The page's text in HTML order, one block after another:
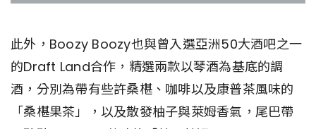
此外，Boozy Boozy也與曾入選亞洲50大酒吧之一
的Draft Land合作，精選兩款以琴酒為基底的調
酒，分別為帶有些許桑椹、咖啡以及康普茶風味的
「桑椹果茶」，以及散發柚子與萊姆香氣，尾巴帶